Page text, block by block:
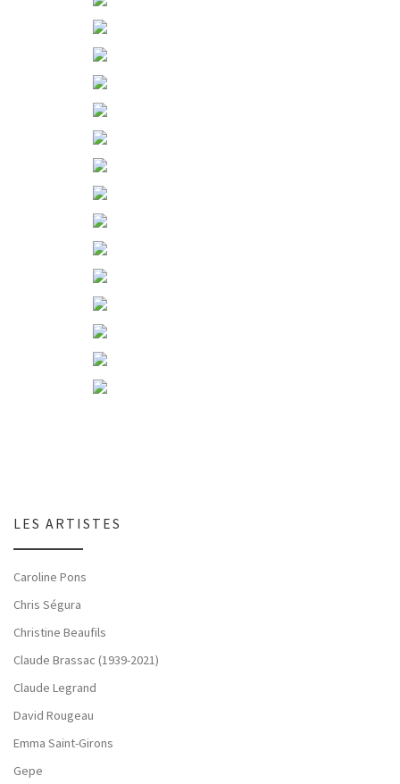
LES ARTISTES
Caroline Pons
Chris Ségura
Christine Beaufils
Claude Brassac (1939-2021)
Claude Legrand
David Rougeau
Emma Saint-Girons
Gepe